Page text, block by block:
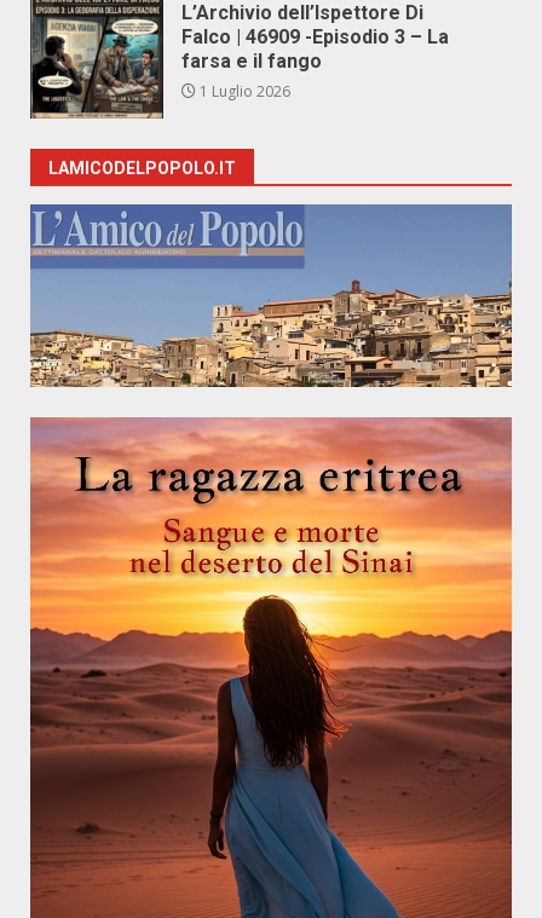
L’Archivio dell’Ispettore Di
Falco | 46909 -Episodio 3 – La
farsa e il fango
1 Luglio 2026
LAMICODELPOPOLO.IT